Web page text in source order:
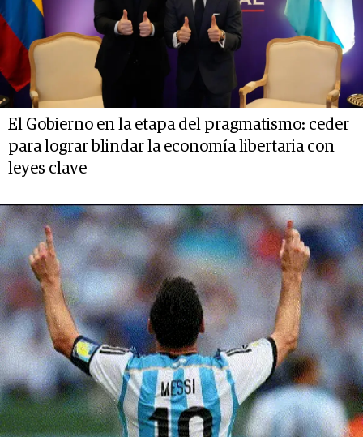
El Gobierno en la etapa del pragmatismo: ceder
para lograr blindar la economía libertaria con
leyes clave